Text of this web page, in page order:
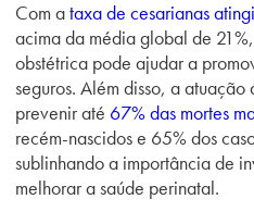
Com ataxa de cesarianas
acima da média global de
obstétrica pode ajudar a
seguros. Além disso, a atuação
prevenir até 67% das mortes
recém-nascidos e 65% dos
sublinhando a importância de
melhorar a saúde perinatal.